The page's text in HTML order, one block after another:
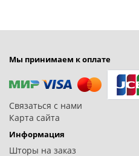
Мы принимаем к оплате
Связаться с нами
Карта сайта
Информация
Шторы на заказ